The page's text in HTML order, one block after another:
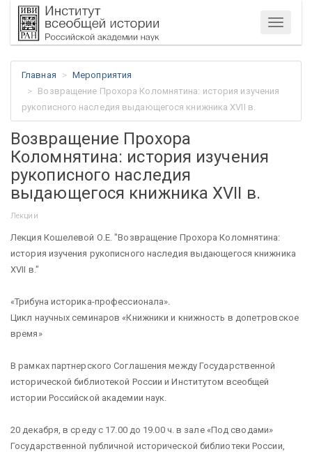
Меню
Главная
Мероприятия
Возвращение Прохора Коломнятина: история изучения
рукописного наследия выдающегося книжника ХVII в.
Возвращение Прохора
Коломнятина: история изучения
рукописного наследия
выдающегося книжника ХVII в.
Лекции
Лекция Кошелевой О.Е. "Возвращение Прохора Коломнятина:
история изучения рукописного наследия выдающегося книжника
ХVII в."
«Трибуна историка-профессионала».
Цикл научных семинаров «Книжники и книжность в допетровское
время»
В рамках партнерского Соглашения между Государственной
исторической библиотекой России и Институтом всеобщей
истории Российской академии наук.
20 декабря, в среду с 17.00 до 19.00 ч. в зале «Под сводами»
Государственной публичной исторической библиотеки России,